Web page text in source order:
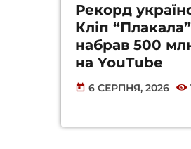
Рекорд
Кліп
набрав 500
на YouTube
today 6 СЕРПНЯ, 2026